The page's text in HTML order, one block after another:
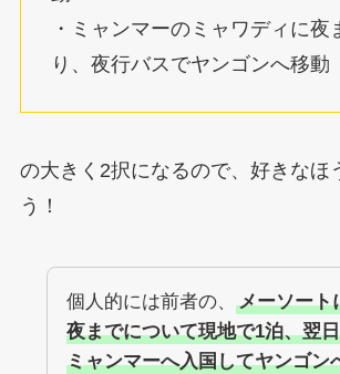
・ミャンマーのミャワディに夜
り、夜行バスでヤンゴンへ移動
の大きく2択になるので、好きなほ
う！
個人的には前者の、
メーソート
夜までについて現地で1泊、翌
ミャンマーへ入国してヤンゴン